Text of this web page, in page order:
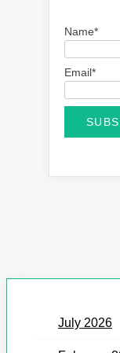
Name*
Email*
July 2026